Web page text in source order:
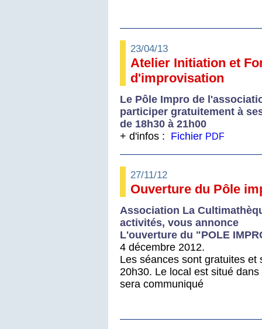
23/04/13
Atelier Initiation et
d'improvisation
Le Pôle Impro de
participer gratuitement à
de 18h30 à 21h00
+ d'infos : Fichier PDF
27/11/12
Ouverture du Pôle
Association La
activités, vous annonce
L'ouverture du "POLE
4 décembre 2012.
Les séances sont gratuites
20h30. Le local est situé
sera communiqué